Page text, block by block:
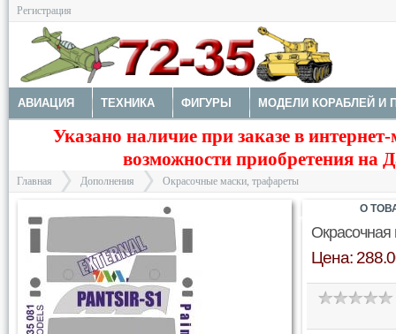
Регистрация
АВИАЦИЯ ТЕХНИКА ФИГУРЫ МОДЕЛИ КОРАБЛЕЙ И
ДОПОЛНЕНИЯ ДЕКАЛИ КОЛЕСА НАБОРЫ
КРАСКИ И ИНСТРУМЕНТЫ
Указано наличие при заказе в
возможности приобретения на
Главная
>
Дополнения
>
Окрасочные маски, трафареты
Окрасочная
Цена:
О